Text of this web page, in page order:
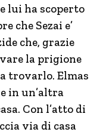
lui ha scoperto
che Sezai e’
che, grazie
la prigione
trovarlo. Elmas
in un’altra
Con l’atto di
via di casa